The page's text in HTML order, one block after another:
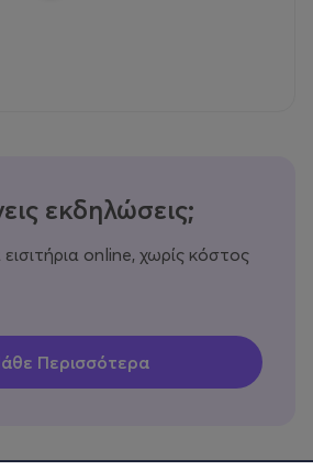
εκδηλώσεις;
online, χωρίς κόστος